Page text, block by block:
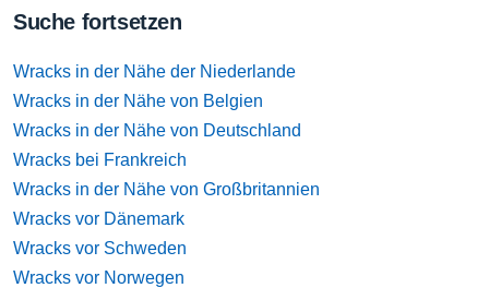
Suche fortsetzen
Wracks in der Nähe der Niederlande
Wracks in der Nähe von Belgien
Wracks in der Nähe von Deutschland
Wracks bei Frankreich
Wracks in der Nähe von Großbritannien
Wracks vor Dänemark
Wracks vor Schweden
Wracks vor Norwegen